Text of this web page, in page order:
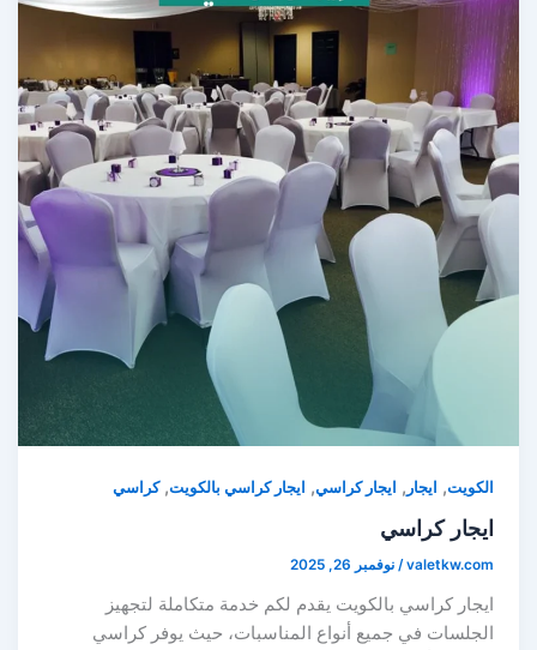
الكويت,ايجار, ايجار كراسي,ايجار كراسي بالكويت,كراسي
ايجار كراسي
valetkw.com
/نوفمبر 26, 2025
ايجار كراسي بالكويت يقدم لكم خدمة متكاملة لتجهيز
الجلسات في جميع أنواع المناسبات، حيث يوفر كراسي